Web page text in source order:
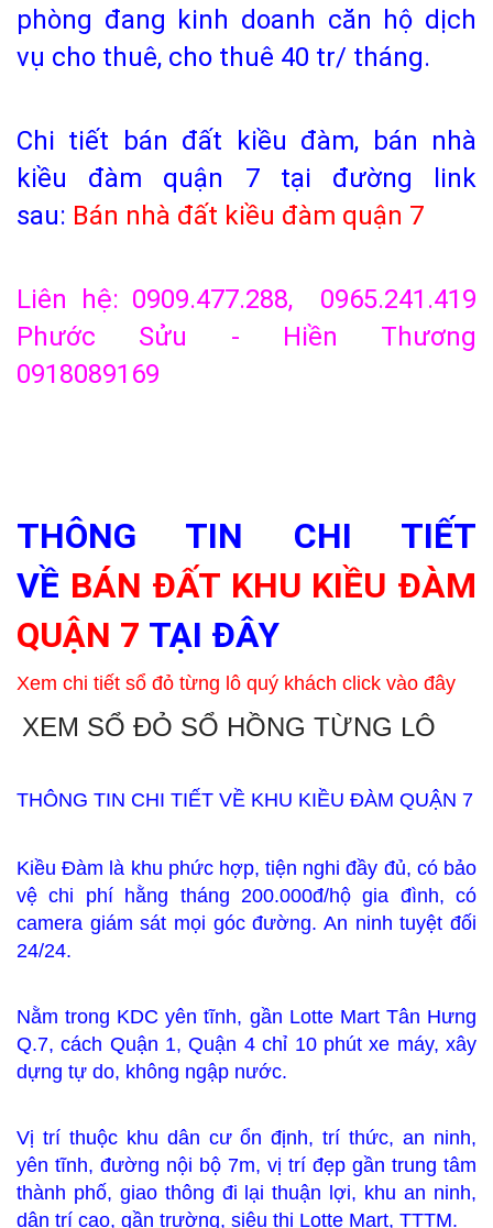
phòng đang kinh doanh căn hộ dịch
vụ cho thuê, cho thuê 40 tr/ tháng.
Chi tiết bán đất kiều đàm, bán nhà
kiều đàm quận 7 tại đường link
sau: Bán nhà đất kiều đàm quận 7
Liên hệ: 0909.477.288, 0965.241.419
Phước Sửu - Hiền Thương
0918089169
THÔNG TIN CHI TIẾT
VỀ BÁN ĐẤT KHU KIỀU ĐÀM
QUẬN 7 TẠI ĐÂY
Xem chi tiết sổ đỏ từng lô quý khách click vào đây
XEM SỔ ĐỎ SỔ HỒNG TỪNG LÔ
THÔNG TIN CHI TIẾT VỀ KHU KIỀU ĐÀM QUẬN 7
Kiều Đàm là khu phức hợp, tiện nghi đầy đủ, có bảo
vệ chi phí hằng tháng 200.000đ/hộ gia đình, có
camera giám sát mọi góc đường. An ninh tuyệt đối
24/24.
Nằm trong KDC yên tĩnh, gần Lotte Mart Tân Hưng
Q.7, cách Quận 1, Quận 4 chỉ 10 phút xe máy, xây
dựng tự do, không ngập nước.
Vị trí thuộc khu dân cư ổn định, trí thức, an ninh,
yên tĩnh, đường nội bộ 7m, vị trí đẹp gần trung tâm
thành phố, giao thông đi lại thuận lợi, khu an ninh,
dân trí cao, gần trường, siêu thị Lotte Mart, TTTM.